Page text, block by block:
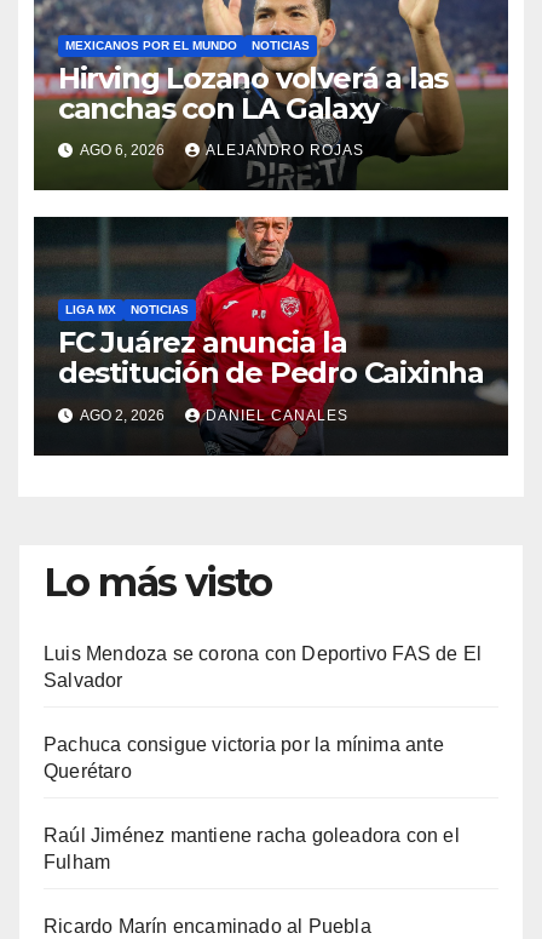
MEXICANOS POR EL MUNDO NOTICIAS
Hirving Lozano volverá a las
canchas con LA Galaxy
AGO 6, 2026 ALEJANDRO ROJAS
LIGA MX NOTICIAS
FC Juárez anuncia la
destitución de Pedro Caixinha
AGO 2, 2026 DANIEL CANALES
Lo más visto
Luis Mendoza se corona con Deportivo FAS de El
Salvador
Pachuca consigue victoria por la mínima ante
Querétaro
Raúl Jiménez mantiene racha goleadora con el
Fulham
Ricardo Marín encaminado al Puebla